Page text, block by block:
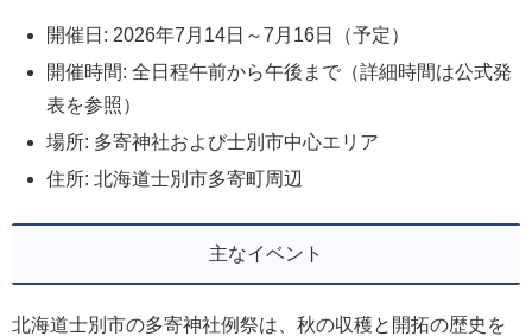
開催日: 2026年7月14日～7月16日（予定）
開催時間: 全日程午前から午後まで（詳細時間は公式発
表を参照）
場所: 多寄神社および士別市中心エリア
住所: 北海道士別市多寄町周辺
主なイベント
北海道士別市の多寄神社例祭は、秋の収穫と開拓の歴史を